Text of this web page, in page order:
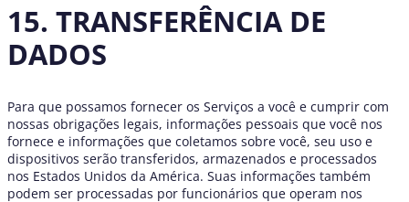
15. TRANSFERÊNCIA DE
DADOS
Para que possamos fornecer os Serviços a você e cumprir com
nossas obrigações legais, informações pessoais que você nos
fornece e informações que coletamos sobre você, seu uso e
dispositivos serão transferidos, armazenados e processados
nos Estados Unidos da América. Suas informações também
podem ser processadas por funcionários que operam nos